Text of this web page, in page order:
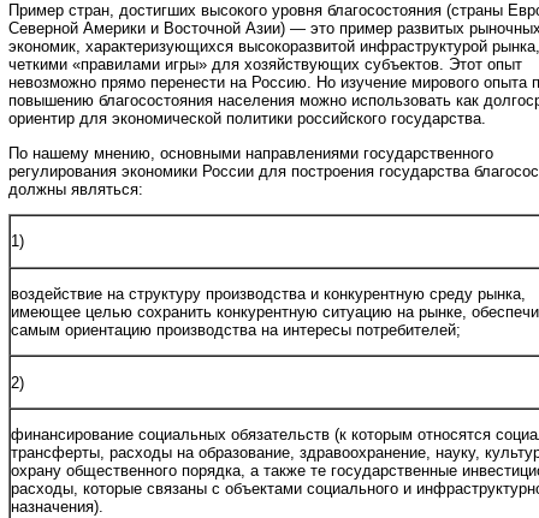
Пример стран, достигших высокого уровня благосостояния (страны
Северной Америки и Восточной Азии) — это пример развитых
экономик, характеризующихся высокоразвитой инфраструктурой рынка,
четкими «правилами игры» для хозяйствующих субъектов. Этот опыт
невозможно прямо перенести на Россию. Но изучение мирового опыта
повышению благосостояния населения можно использовать как
ориентир для экономической политики российского государства.
По нашему мнению, основными направлениями государственного
регулирования экономики России для построения государства
должны являться:
1)
воздействие на структуру производства и конкурентную среду рынка,
имеющее целью сохранить конкурентную ситуацию на рынке,
самым ориентацию производства на интересы потребителей;
2)
финансирование социальных обязательств (к которым относятся
трансферты, расходы на образование, здравоохранение, науку,
охрану общественного порядка, а также те государственные
расходы, которые связаны с объектами социального и
назначения).